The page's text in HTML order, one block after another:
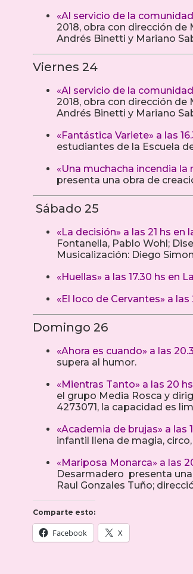
«Al servicio de la
2018, obra con dirección
Andrés Binetti y Mariano
Viernes 24
«Al servicio de la
2018, obra con dirección
Andrés Binetti y Mariano
«Fantástica Variete» a las
estudiantes de la Escuela
«Una muchacha incendia la
presenta una obra de
Sábado 25
«La decisión» a las 21 hs en
Fontanella, Pablo Wohl;
Musicalización: Diego
«Huellas» a las 17.30 hs en
«El loco de Cervantes» a
Domingo 26
«Ahora es cuando» a las
supera al humor.
«Mientras Tanto» a las 20
el grupo Media Rosca y
4273071, la capacidad es
«Academia de brujas» a las
infantil llena de magia,
«Mariposa Monarca» a las
Desarmadero presenta
Raul Gonzales Tuño;
Comparte esto:
Facebook X